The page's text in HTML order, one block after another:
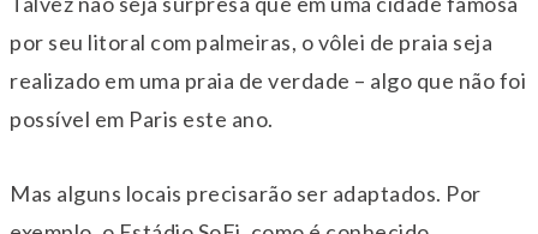
por seu litoral com palmeiras, o vôlei de praia seja
realizado em uma praia de verdade – algo que não foi
possível em Paris este ano.
Mas alguns locais precisarão ser adaptados. Por